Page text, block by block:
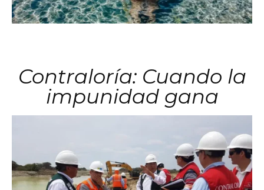
Contraloría: Cuando la
impunidad gana